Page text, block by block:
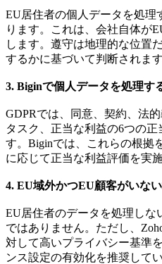
EU居住者の個人データを処理
ります。これは、会社自体が
します。遵守は地理的な位置
するかに基づいて判断されます
3. Biginで個人データを処理す
GDPRでは、同意、契約、法
タスク、正当な利益の6つの
す。Biginでは、これらの根拠
に応じて正当な利益評価を実
4. EU域外かつEU顧客がいな
EU居住者のデータを処理しな
ではありません。ただし、
対して高いプライバシー基準
ンス設定の有効化を推奨してい